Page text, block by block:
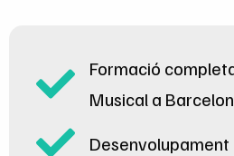
Formació
Musical a